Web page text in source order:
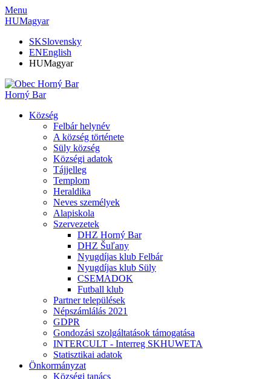
Menu
HUMagyar
SKSlovensky
ENEnglish
HUMagyar
Horný Bar
Község
Felbár helynév
A község története
Süly község
Községi adatok
Tájjelleg
Templom
Heraldika
Neves személyek
Alapiskola
Szervezetek
DHZ Horný Bar
DHZ Šuľany
Nyugdíjas klub Felbár
Nyugdíjas klub Süly
CSEMADOK
Futball klub
Partner települések
Népszámlálás 2021
GDPR
Gondozási szolgáltatások támogatása
INTERCULT - Interreg SKHUWETA
Statisztikai adatok
Önkormányzat
Községi tanács